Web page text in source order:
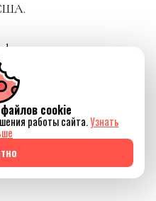
cookie
работы сайта.Узнать